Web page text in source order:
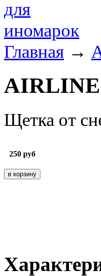
Главная →
AIRLINE
Щетка от
250 руб